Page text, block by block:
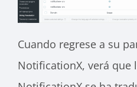
Cuando regrese a su
NotificationX, verá que